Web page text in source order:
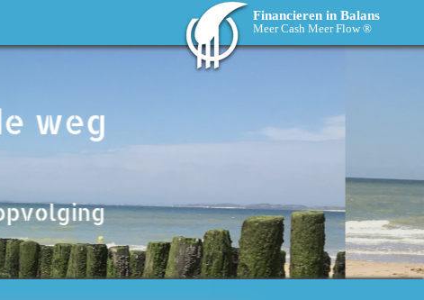
Financieren in Balans
Meer Cash Meer Flow ®